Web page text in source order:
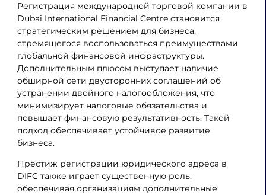
Регистрация международной торговой компании в
Dubai International Financial Centre становится
стратегическим решением для бизнеса,
стремящегося воспользоваться преимуществами
глобальной финансовой инфраструктуры.
Дополнительным плюсом выступает наличие
обширной сети двусторонних соглашений об
устранении двойного налогообложения, что
минимизирует налоговые обязательства и
повышает финансовую результативность. Такой
подход обеспечивает устойчивое развитие
бизнеса.
Престиж регистрации юридического адреса в
DIFC также играет существенную роль,
обеспечивая организациям дополнительные